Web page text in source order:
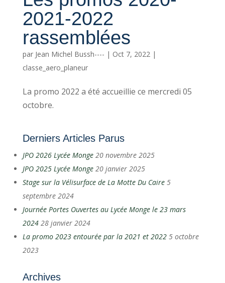
2021-2022
rassemblées
par Jean Michel Bussh---- | Oct 7, 2022 |
classe_aero_planeur
La promo 2022 a été accueillie ce mercredi 05
octobre.
Derniers Articles Parus
JPO 2026 Lycée Monge 20 novembre 2025
JPO 2025 Lycée Monge 20 janvier 2025
Stage sur la Vélisurface de La Motte Du Caire 5
septembre 2024
Journée Portes Ouvertes au Lycée Monge le 23 mars
2024 28 janvier 2024
La promo 2023 entourée par la 2021 et 2022 5 octobre
2023
Archives